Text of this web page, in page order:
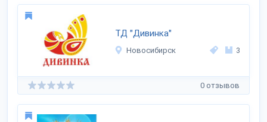
ТД "Дивинка"
Новосибирск 3
0 отзывов